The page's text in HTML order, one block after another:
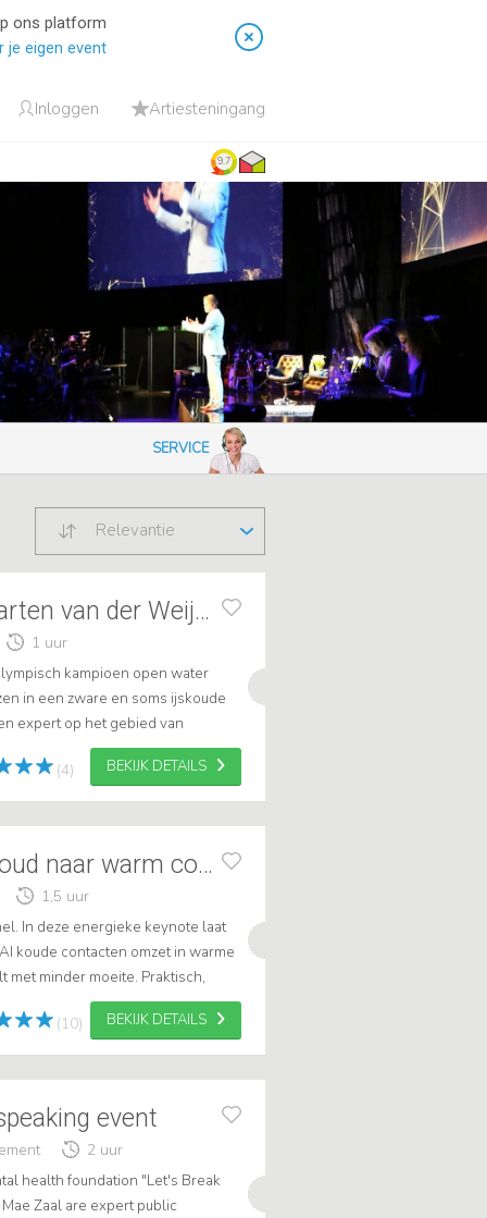
ons platform
je eigen event
Inloggen Artiesteningang
9.7
SERVICE
Relevantie
Sportspreker Maarten van der Weijden
1 uur
kampioen open water
in een zware en soms ijskoude
expert op het gebied van
ongekende kracht, gepaard
(4) BEKIJK DETAILS
AI in Sales: van koud naar warm contact
1,5 uur
In deze energieke keynote laat
koude contacten omzet in warme
met minder moeite. Praktisch,
voor iedereen in sales e...
(10) BEKIJK DETAILS
event
2 uur
health foundation "Let's Break
Zaal are expert public